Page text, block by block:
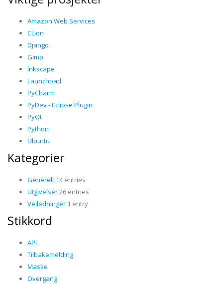
Amazon Web Services
CLion
Django
Gimp
Inkscape
Launchpad
PyCharm
PyDev - Eclipse Plugin
PyQt
Python
Ubuntu
Kategorier
Generelt 14 entries
Utgivelser26 entries
Veiledninger 1 entry
Stikkord
API
Tilbakemelding
Maske
Overgang